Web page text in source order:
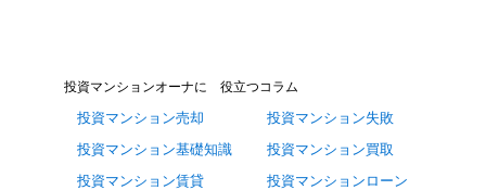
投資マンションオーナに 役立つコラム
投資マンション売却
投資マンション基礎知識
投資マンション賃貸
投資マンション失敗
投資マンション買取
投資マンションローン